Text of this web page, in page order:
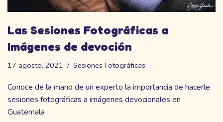
Las Sesiones Fotográficas a
Imágenes de devoción
17 agosto, 2021 Sesiones Fotográficas
Conoce de la mano de un experto la importancia de hacerle
sesiones fotográficas a imágenes devocionales en
Guatemala